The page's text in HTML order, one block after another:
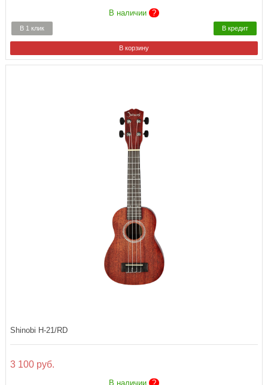
В наличии ?
В 1 клик В кредит
Shinobi H-21/RD
3 100 руб.
В наличии ?